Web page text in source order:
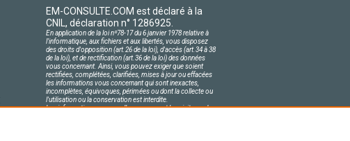
EM-CONSULTE.COM est déclaré à la
CNIL, déclaration n° 1286925.
En application de la loi nº78-17 du 6 janvier 1978 relative à
l'informatique, aux fichiers et aux libertés, vous disposez
des droits d'opposition (art.26 de la loi), d'accès (art.34 à 38
de la loi), et de rectification (art.36 de la loi) des données
vous concernant. Ainsi, vous pouvez exiger que soient
rectifiées, complétées, clarifiées, mises à jour ou effacées
les informations vous concernant qui sont inexactes,
incomplètes, équivoques, périmées ou dont la collecte ou
l'utilisation ou la conservation est interdite.
Les informations personnelles concernant les visiteurs de